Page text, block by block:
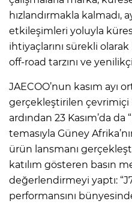
hızlandırmakla kalmadı,
etkileşimleri yoluyla
ihtiyaçlarını sürekli
off-road tarzını ve
JAECOO’nun kasım ayı
gerçekleştirilen çevrimiçi
ardından 23 Kasım’da
temasıyla Güney
ürün lansmanı
katılım gösteren basın
değerlendirmeyi yaptı:
performansını